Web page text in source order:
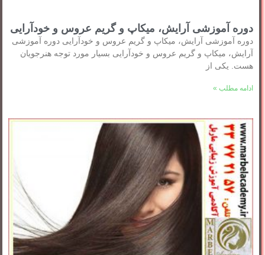
دوره آموزشی آرایش، میکاپ و گریم عروس و خودآرایی
دوره آموزشی آرایش، میکاپ و گریم عروس و خودآرایی دوره آموزشی
آرایش، میکاپ و گریم عروس و خودآرایی بسیار مورد توجه هنرجویان
هست. یکی از
ادامه مطلب »